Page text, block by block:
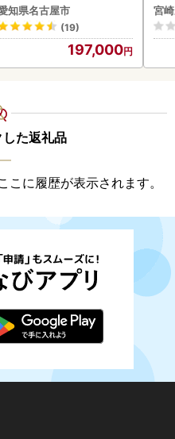
美容 家電 ドライヤー リ
ァ
知県名古屋市
(19)
197,000
ロ
宮
た返礼品
に履歴が表示されます。